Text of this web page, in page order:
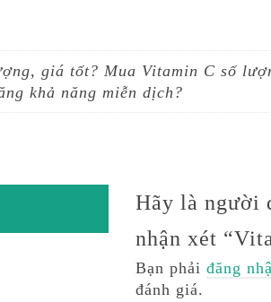
giá tốt? Mua Vitamin C số
khả năng miễn dịch?
Hãy là người
nhận xét
Bạn phảiđăng
đánh giá.